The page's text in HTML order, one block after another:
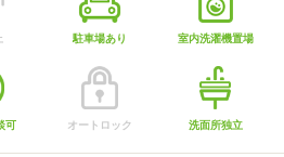
駐車場あり 室内洗濯機置場
可 オートロック 洗面所独立